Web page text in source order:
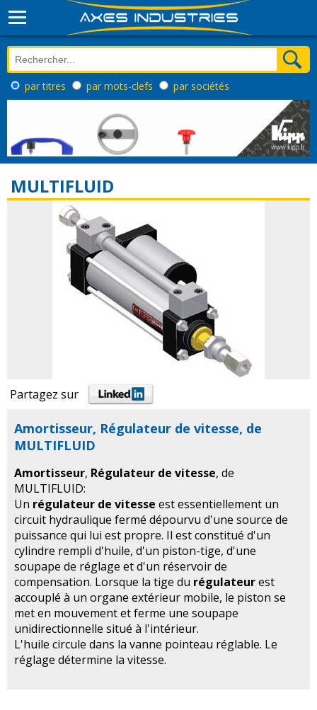
par titres par mots-clefs par sociétés
MULTIFLUID
Partagez sur
Amortisseur, Régulateur de vitesse, de
MULTIFLUID
Amortisseur, Régulateur de vitesse, de
MULTIFLUID:
Un régulateur de vitesse est essentiellement un
circuit hydraulique fermé dépourvu d'une source de
puissance qui lui est propre. Il est constitué d'un
cylindre rempli d'huile, d'un piston-tige, d'une
soupape de réglage et d'un réservoir de
compensation. Lorsque la tige du régulateurest
accouplé à un organe extérieur mobile, le piston se
met en mouvement et ferme une soupape
unidirectionnelle situé à l'intérieur.
L'huile circule dans la vanne pointeau réglable. Le
réglage détermine la vitesse.